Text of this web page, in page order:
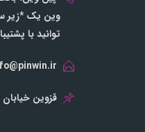
وین یک *زیر
توانید با
قزوین